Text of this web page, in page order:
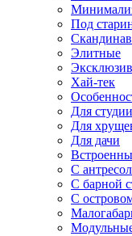
Под
Элитные
Хай-тек
Для студии
Для
Для дачи
С
С барной
С